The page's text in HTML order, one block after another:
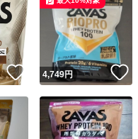
いいね！
4,749円